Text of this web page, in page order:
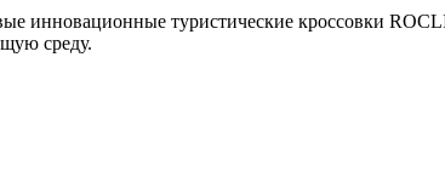
инновационные туристические кроссовки
среду.